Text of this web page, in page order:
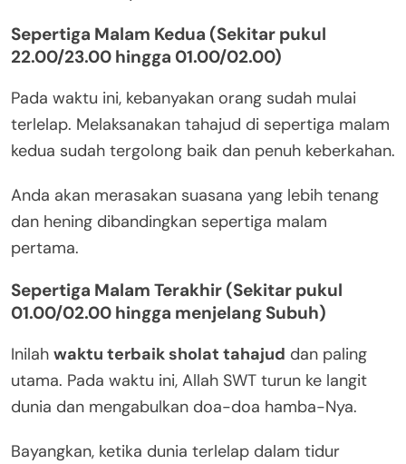
Sepertiga Malam Kedua (Sekitar pukul
22.00/23.00 hingga 01.00/02.00)
Pada waktu ini, kebanyakan orang sudah mulai
terlelap. Melaksanakan tahajud di sepertiga malam
kedua sudah tergolong baik dan penuh keberkahan.
Anda akan merasakan suasana yang lebih tenang
dan hening dibandingkan sepertiga malam
pertama.
Sepertiga Malam Terakhir (Sekitar pukul
01.00/02.00 hingga menjelang Subuh)
Inilah waktu terbaik sholat tahajud dan paling
utama. Pada waktu ini, Allah SWT turun ke langit
dunia dan mengabulkan doa-doa hamba-Nya.
Bayangkan, ketika dunia terlelap dalam tidur